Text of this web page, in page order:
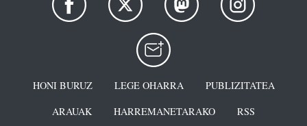
HONI BURUZ LEGE OHARRA
PUBLIZITATEA
ARAUAK
HARREMANETARAKO RSS